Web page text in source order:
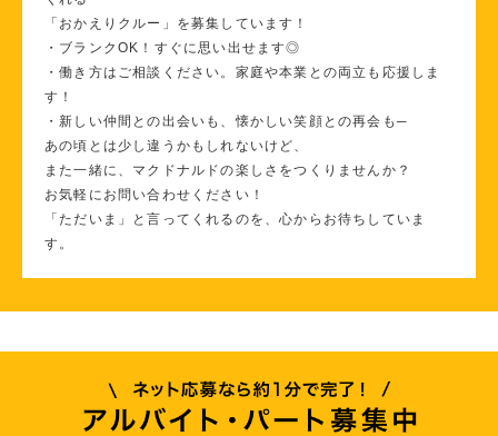
「おかえりクルー」を募集しています！
・ブランクOK！すぐに思い出せます◎
・働き方はご相談ください。家庭や本業との両立も応援しま
す！
・新しい仲間との出会いも、懐かしい笑顔との再会も─
あの頃とは少し違うかもしれないけど、
また一緒に、マクドナルドの楽しさをつくりませんか？
お気軽にお問い合わせください！
「ただいま」と言ってくれるのを、心からお待ちしていま
す。